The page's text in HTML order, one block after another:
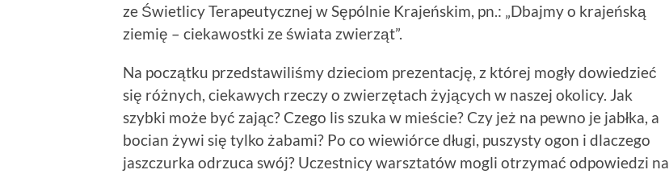
ze Świetlicy Terapeutycznej w Sępólnie Krajeńskim, pn.: „Dbajmy o krajeńską
ziemię – ciekawostki ze świata zwierząt”.
Na początku przedstawiliśmy dzieciom prezentację, z której mogły dowiedzieć
się różnych, ciekawych rzeczy o zwierzętach żyjących w naszej okolicy. Jak
szybki może być zając? Czego lis szuka w mieście? Czy jeż na pewno je jabłka, a
bocian żywi się tylko żabami? Po co wiewiórce długi, puszysty ogon i dlaczego
jaszczurka odrzuca swój? Uczestnicy warsztatów mogli otrzymać odpowiedzi na